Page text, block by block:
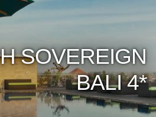
SOVEREIGN
BALI 4*